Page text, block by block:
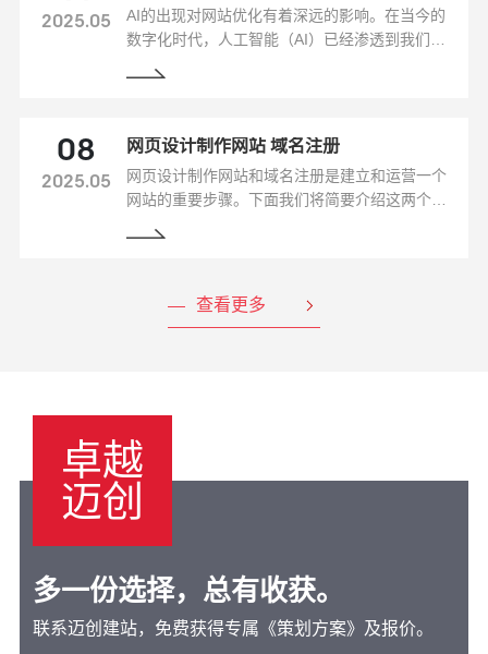
2025.05
AI的出现对网站优化有着深远的影响。在当今的
数字化时代，人工智能（AI）已经渗透到我们生
08
2025.05
网页设计制作网站 域名注册
网页设计制作网站和域名注册是建立和运营一个
网站的重要步骤。下面我们将简要介绍这两个方
查看更多
卓越
迈创
多一份选择，总有收获。
联系迈创建站，免费获得专属《策划方案》及报价。